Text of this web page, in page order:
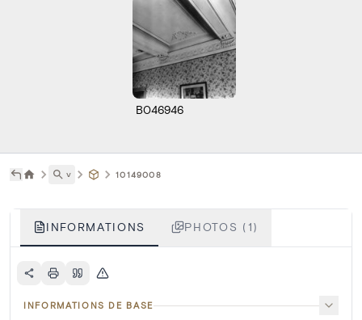
B046946
˅ 10149008
INFORMATIONS PHOTOS (1)
INFORMATIONS DE BASE